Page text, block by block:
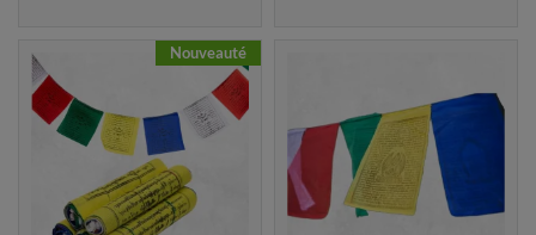
Nouveauté